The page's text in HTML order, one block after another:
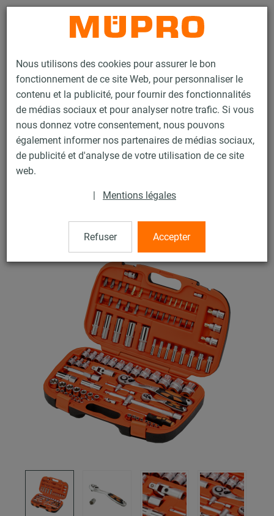
Nous utilisons des cookies pour assurer le bon
fonctionnement de ce site Web, pour personnaliser le
contenu et la publicité, pour fournir des fonctionnalités
de médias sociaux et pour analyser notre trafic. Si vous
nous donnez votre consentement, nous pouvons
également informer nos partenaires de médias sociaux,
de publicité et d'analyse de votre utilisation de ce site
web.
| Mentions légales
Refuser Accepter
Contact
Produits Gamme outillage
Outils de vissage
Coffret de clés à cliquet
Coffret de clés à cliquet